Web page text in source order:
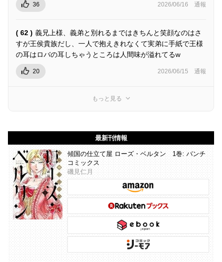
36 2026/06/16 通報
( 62 ) 義兄上様、義弟と別れるまではきちんと笑顔なのはさ
すが王侯貴族だし、一人で抱えきれなくて実弟に手紙で王様
の耳はロバの耳しちゃうところは人間味が溢れてるw
20 2026/06/15 通報
もっと見る
最新刊情報
傾国の仕立て屋 ローズ・ベルタン 1巻: バンチ
コミックス
磯見仁月